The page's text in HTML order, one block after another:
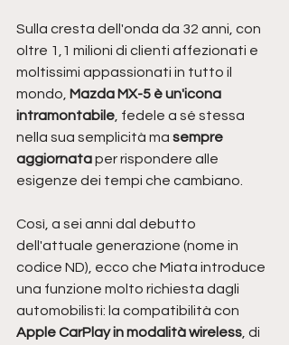
Sulla cresta dell'onda da 32 anni, con
oltre 1,1 milioni di clienti affezionati e
moltissimi appassionati in tutto il
mondo, Mazda MX-5 è un'icona
intramontabile, fedele a sé stessa
nella sua semplicità ma sempre
aggiornata per rispondere alle
esigenze dei tempi che cambiano.
Così, a sei anni dal debutto
dell'attuale generazione (nome in
codice ND), ecco che Miata introduce
una funzione molto richiesta dagli
automobilisti: la compatibilità con
Apple CarPlay in modalità wireless, di